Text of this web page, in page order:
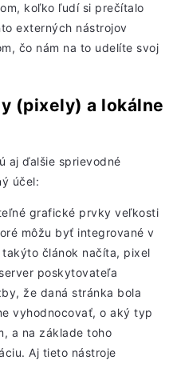
koľko ľudí si prečítalo
externých nástrojov
čo nám na to udelíte svoj
(pixely) a lokálne
aj ďalšie sprievodné
účel:
grafické prvky veľkosti
môžu byť integrované v
článok načíta, pixel
poskytovateľa
že daná stránka bola
vyhodnocovať, o aký typ
a na základe toho
Aj tieto nástroje